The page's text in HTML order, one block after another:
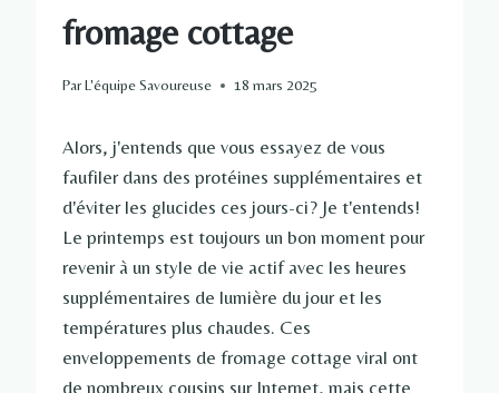
fromage cottage
ParL'équipe Savoureuse 18 mars 2025
Alors, j'entends que vous essayez de vous
faufiler dans des protéines supplémentaires et
d'éviter les glucides ces jours-ci? Je t'entends!
Le printemps est toujours un bon moment pour
revenir à un style de vie actif avec les heures
supplémentaires de lumière du jour et les
températures plus chaudes. Ces
enveloppements de fromage cottage viral ont
de nombreux cousins ​​sur Internet, mais cette